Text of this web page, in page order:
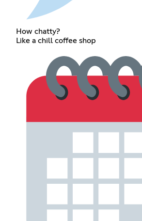
How chatty?
Like a chill coffee shop